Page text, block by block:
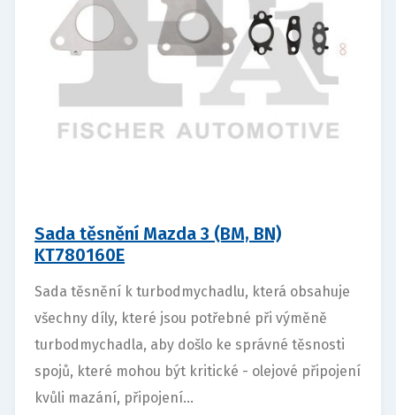
Sada těsnění Mazda 3 (BM, BN)
KT780160E
Sada těsnění k turbodmychadlu, která obsahuje
všechny díly, které jsou potřebné při výměně
turbodmychadla, aby došlo ke správné těsnosti
spojů, které mohou být kritické - olejové připojení
kvůli mazání, připojení...